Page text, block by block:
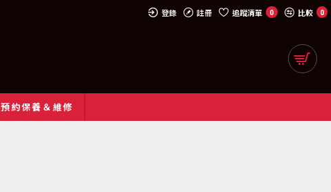
登錄 註冊 追蹤清單 0 比較 0
預約保養＆維修